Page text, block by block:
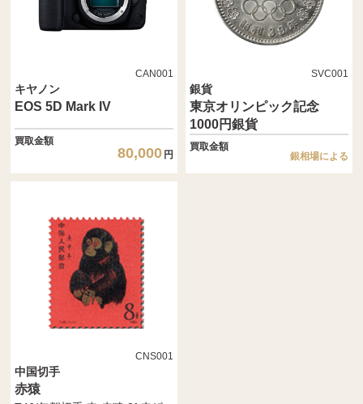
CAN001
キヤノン
EOS 5D Mark IV
買取金額
80,000 円
SVC001
銀貨
東京オリンピック記念
1000円銀貨
買取金額
銀相場による
CNS001
中国切手
赤猿